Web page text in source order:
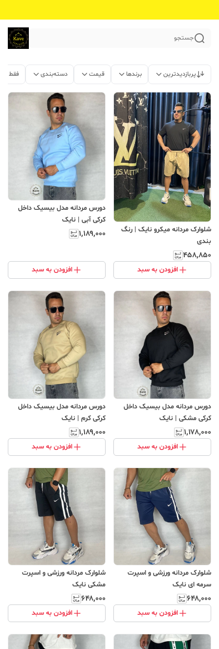
جستجو
پربازدیدترین برندها قیمت دسته‌بندی فقط
شلوارک مردانه میکرو نایک | رنگ
بندی
۴۵۸٬۸۵۰
افزودن به سبد
دورس مردانه مدل بیسیک داخل
کرکی آبی | نایک
۱٬۱۸۹٬۰۰۰
افزودن به سبد
دورس مردانه مدل بیسیک داخل
کرکی مشکی | نایک
۱٬۱۷۸٬۰۰۰
افزودن به سبد
دورس مردانه مدل بیسیک داخل
کرکی کرم | نایک
۱٬۱۸۹٬۰۰۰
افزودن به سبد
شلوارک مردانه ورزشی و اسپرت
سرمه ای نایک
۶۴۸٬۰۰۰
افزودن به سبد
شلوارک مردانه ورزشی و اسپرت
مشکی نایک
۶۴۸٬۰۰۰
افزودن به سبد